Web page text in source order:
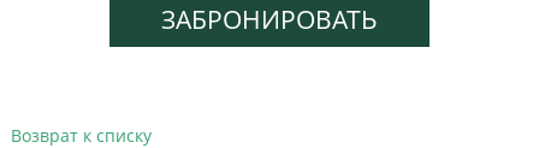
ЗАБРОНИРОВАТЬ
Возврат к списку